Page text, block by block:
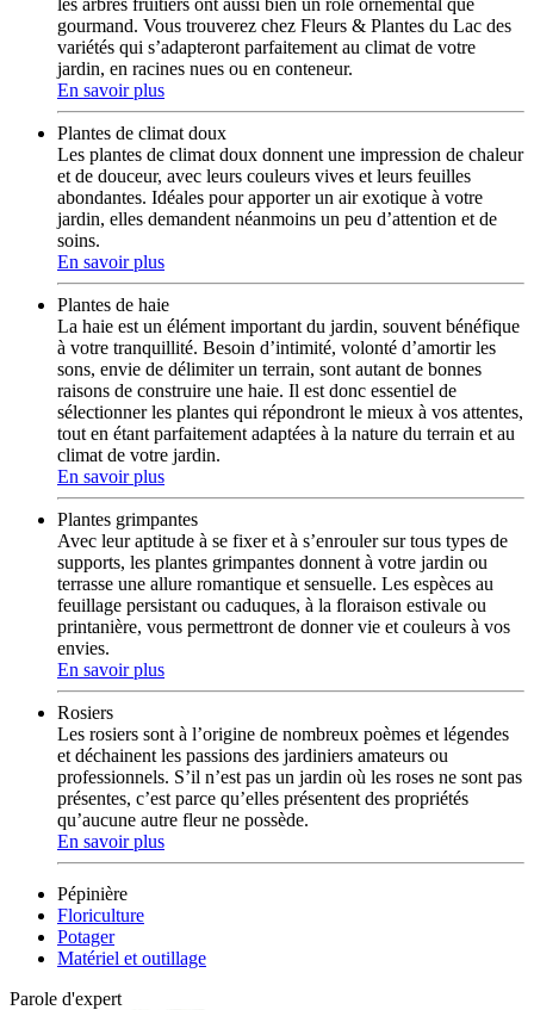
gourmand. Vous trouverez chez Fleurs & Plantes du Lac des
variétés qui s’adapteront parfaitement au climat de votre
jardin, en racines nues ou en conteneur.
En savoir plus
Plantes de climat doux
Les plantes de climat doux donnent une impression de chaleur
et de douceur, avec leurs couleurs vives et leurs feuilles
abondantes. Idéales pour apporter un air exotique à votre
jardin, elles demandent néanmoins un peu d’attention et de
soins.
En savoir plus
Plantes de haie
La haie est un élément important du jardin, souvent bénéfique
à votre tranquillité. Besoin d’intimité, volonté d’amortir les
sons, envie de délimiter un terrain, sont autant de bonnes
raisons de construire une haie. Il est donc essentiel de
sélectionner les plantes qui répondront le mieux à vos attentes,
tout en étant parfaitement adaptées à la nature du terrain et au
climat de votre jardin.
En savoir plus
Plantes grimpantes
Avec leur aptitude à se fixer et à s’enrouler sur tous types de
supports, les plantes grimpantes donnent à votre jardin ou
terrasse une allure romantique et sensuelle. Les espèces au
feuillage persistant ou caduques, à la floraison estivale ou
printanière, vous permettront de donner vie et couleurs à vos
envies.
En savoir plus
Rosiers
Les rosiers sont à l’origine de nombreux poèmes et légendes
et déchainent les passions des jardiniers amateurs ou
professionnels. S’il n’est pas un jardin où les roses ne sont pas
présentes, c’est parce qu’elles présentent des propriétés
qu’aucune autre fleur ne possède.
En savoir plus
Pépinière
Floriculture
Potager
Matériel et outillage
Parole d'expert